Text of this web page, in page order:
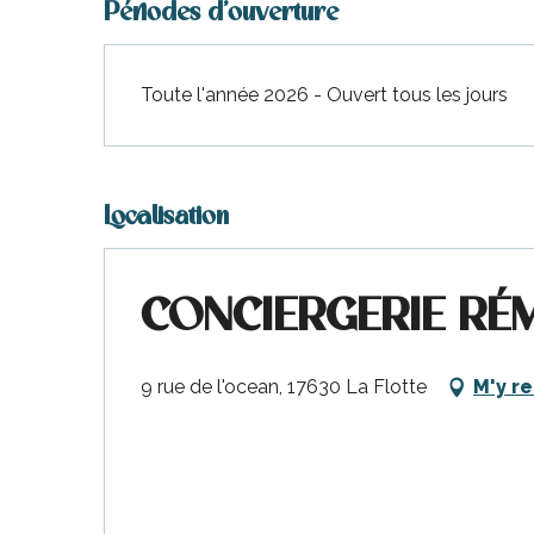
Périodes d'ouverture
Toute l'année 2026 - Ouvert tous les jours
Localisation
CONCIERGERIE
9 rue de l'ocean, 17630 La Flotte M'y